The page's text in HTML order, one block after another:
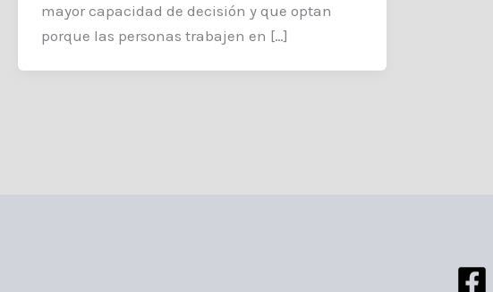
mayor capacidad de decisión y que optan
porque las personas trabajen en […]